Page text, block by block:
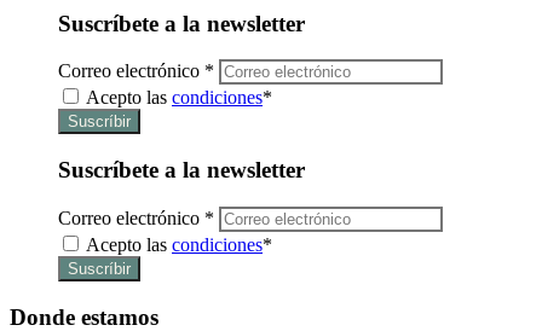
Suscríbete a la newsletter
Correo electrónico *
Acepto las condiciones*
Suscríbete a la newsletter
Correo electrónico *
Acepto las condiciones*
Donde estamos